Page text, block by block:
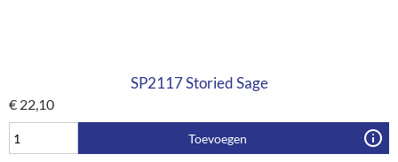
SP2117 Storied Sage
€ 22,10
Toevoegen